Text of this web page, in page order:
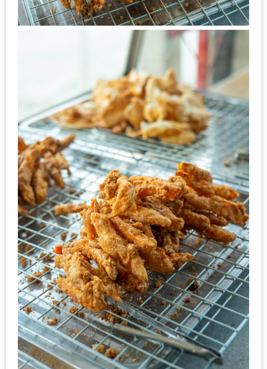
กับ
สมาชิก
ชวน
หิว
ข้าว
อะไร
เอ่ย
อร่อย
ที่สุด?
งาน
แฟร์
เรื่อง
บ้าน
ที่
ทุก
คน
ต้อง